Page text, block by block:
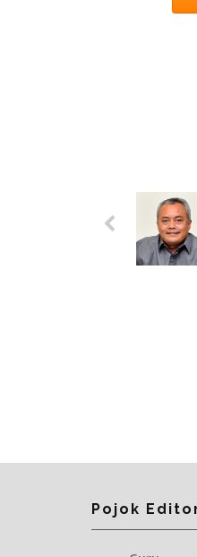
Pojok